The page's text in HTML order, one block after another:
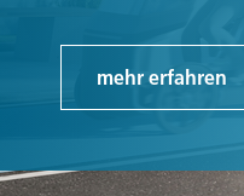
mehr erfahren